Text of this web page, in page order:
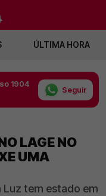
ÚLTIMA HORA
1904
Seguir
LAGE NO
UMA
Luz tem estado em